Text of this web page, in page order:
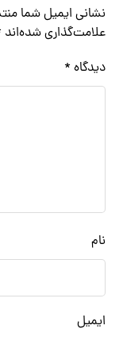
نشانی ایمیل شما
علامت‌گذاری شده‌اند
دیدگاه *
نام
ایمیل